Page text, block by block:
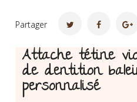
Partager
Attache tétine
de dentition
personnalisé